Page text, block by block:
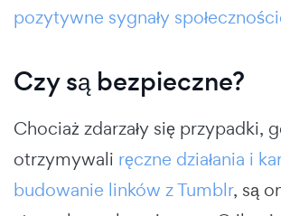
pozytywne sygnały
Czy są bezpieczne?
Chociaż zdarzały się przypadki,
otrzymywali ręczne działania i
budowanie linków z Tumblr, są